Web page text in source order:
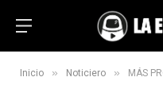
Inicio » Noticiero » MÁS